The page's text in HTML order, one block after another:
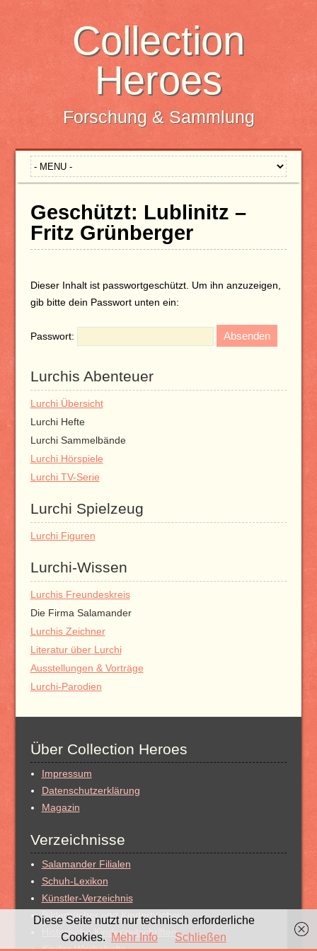
Collection
Heroes
Forschung & Sammlung
Geschützt: Lublinitz –
Fritz Grünberger
Dieser Inhalt ist passwortgeschützt. Um ihn anzuzeigen,
gib bitte dein Passwort unten ein:
Passwort:
Lurchis Abenteuer
Lurchi Übersicht
Lurchi Hefte
Lurchi Sammelbände
Lurchi Hörspiele
Lurchi TV-Serie
Lurchi Spielzeug
Lurchi Figuren
Lurchi-Wissen
Lurchis Freundeskreis
Die Firma Salamander
Lurchis Zeichner
Literatur über Lurchi
Ausstellungen & Vorträge
Lurchi-Parodien
Über Collection Heroes
Impressum
Datenschutzerklärung
Magazin
Verzeichnisse
Salamander Filialen
Schuh-Lexikon
Künstler-Verzeichnis
Bilderbücher und Kinderbücher
Historische Kinderzeitschriften
Diese Seite nutzt nur technisch erforderliche
Cookies.
Mehr Info Schließen